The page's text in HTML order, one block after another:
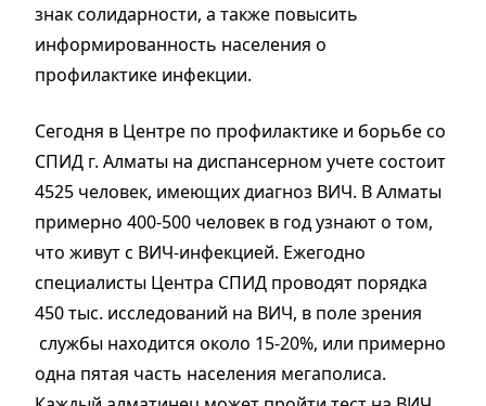
знак солидарности, а также повысить
информированность населения о
профилактике инфекции.
Сегодня в Центре по профилактике и борьбе со
СПИД г. Алматы на диспансерном учете состоит
4525 человек, имеющих диагноз ВИЧ. В Алматы
примерно 400-500 человек в год узнают о том,
что живут с ВИЧ-инфекцией. Ежегодно
специалисты Центра СПИД проводят порядка
450 тыс. исследований на ВИЧ, в поле зрения
службы находится около 15-20%, или примерно
одна пятая часть населения мегаполиса.